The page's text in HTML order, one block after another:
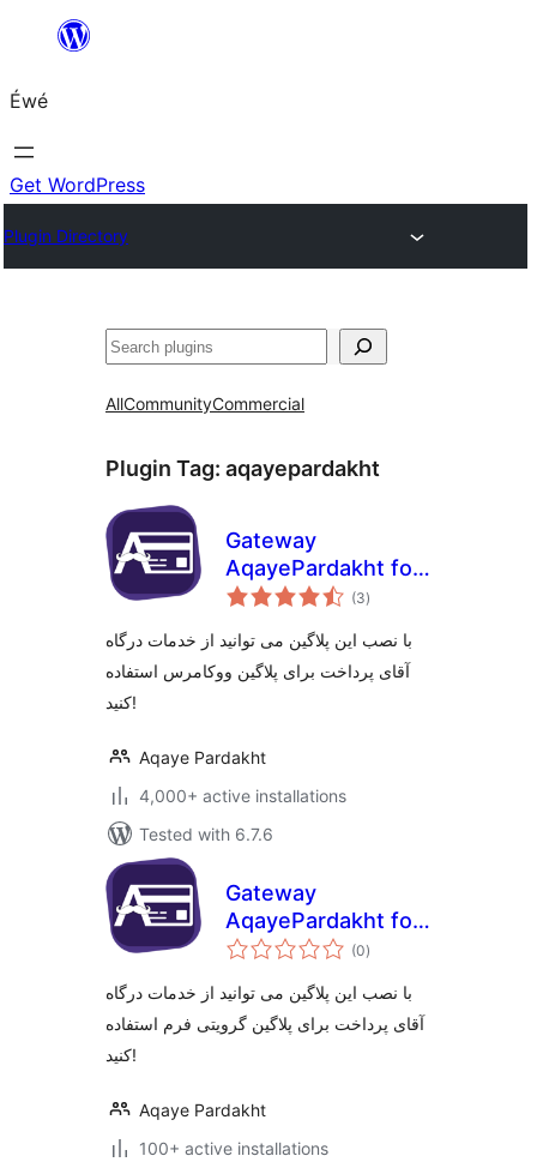
content
Éwé
Get WordPress
Plugin Directory
Search
AllCommunityCommercial
Plugin Tag: aqayepardakht
Gateway
AqayePardakht for
Woocommerce
(3total
ratings
)
با نصب این پلاگین می توانید از خدمات درگاه
آقای پرداخت برای پلاگین ووکامرس استفاده
کنید!
Aqaye Pardakht
4,000+ active installations
Tested with 6.7.6
Gateway
AqayePardakht for
Gravity Forms
(0total
ratings
)
با نصب این پلاگین می توانید از خدمات درگاه
آقای پرداخت برای پلاگین گرویتی فرم استفاده
کنید!
Aqaye Pardakht
100+ active installations